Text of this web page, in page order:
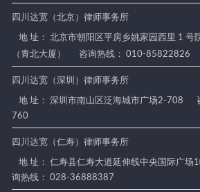
四川达宽（北京）律师事务所
地 址： 北京市朝阳区平房乡姚家园西里 1 号
（青北大厦）
咨询热线： 010-85822826
四川达宽（深圳）律师事务所
地 址： 深圳市南山区泛海城市广场2-708
760
四川达宽（仁寿）律师事务所
地 址： 仁寿县仁寿大道延伸线中央国际广场
询热线： 028-36888387